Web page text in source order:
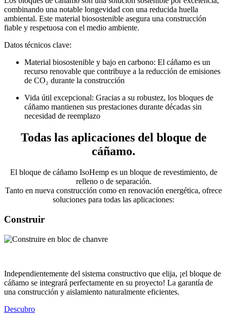
combinando una notable longevidad con una reducida huella
ambiental. Este material biosostenible asegura una construcción
fiable y respetuosa con el medio ambiente.
Datos técnicos clave:
Material biosostenible y bajo en carbono: El cáñamo es un
recurso renovable que contribuye a la reducción de emisiones
de CO₂ durante la construcción
Vida útil excepcional: Gracias a su robustez, los bloques de
cáñamo mantienen sus prestaciones durante décadas sin
necesidad de reemplazo
Todas las aplicaciones del bloque de
cáñamo.
El bloque de cáñamo IsoHemp es un bloque de revestimiento, de
relleno o de separación.
Tanto en nueva construcción como en renovación energética, ofrece
soluciones para todas las aplicaciones:
Construir
Independientemente del sistema constructivo que elija, ¡el bloque de
cáñamo se integrará perfectamente en su proyecto! La garantía de
una construcción y aislamiento naturalmente eficientes.
Descubro